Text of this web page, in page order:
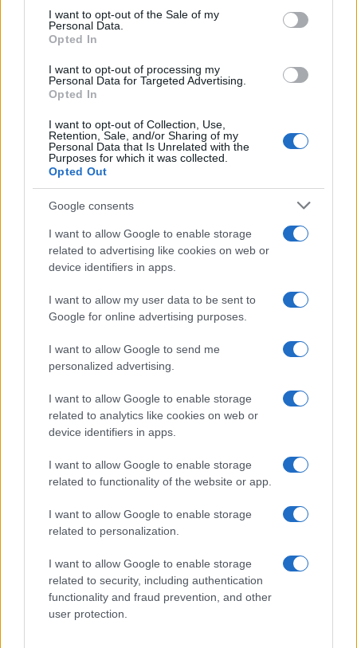
services and may gather and store information including but
not limited to your visit or usage behaviour. You may click to
grant or deny consent to Google and its third-party tags to
consent section.
I want to opt-out of the Sale of my
Personal Data.
Opted In
I want to opt-out of processing my
Personal Data for Targeted Advertising.
Opted In
I want to opt-out of Collection, Use,
Retention, Sale, and/or Sharing of my
Personal Data that Is Unrelated with the
Purposes for which it was collected.
Opted Out
Google consents
I want to allow Google to enable storage
related to advertising like cookies on web or
device identifiers in apps.
I want to allow my user data to be sent to
Google for online advertising purposes.
I want to allow Google to send me
personalized advertising.
I want to allow Google to enable storage
related to analytics like cookies on web or
device identifiers in apps.
I want to allow Google to enable storage
related to functionality of the website or app.
I want to allow Google to enable storage
related to personalization.
I want to allow Google to enable storage
related to security, including authentication
functionality and fraud prevention, and other
user protection.
Palio Marinaro dell’Argentario 2026:
CHI
SIAMO
PARTNERSHIP E
ACCREDITAMENTI
© 2026 - VOLOSCONTATO CONSIGLI E DIARI DI VIAGGIO - P.IVA
04827280654 – TESTATA REGISTRATA AL TRIBUNALE DI NOCERA
INFERIORE N. 3/2026 – REG. N. 1894/2026 ISCRIZIONE AL ROC N.
35792 – ISCRITTA ALL’ANSO (ASSOCIAZIONE NAZIONALE STAMPA
ONLINE)
MAPPA DEL SITO